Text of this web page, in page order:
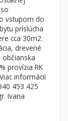
vstupom do
príslúcha
cca 30m2.
drevené
provízia RK
informácií
453 425
Ivana